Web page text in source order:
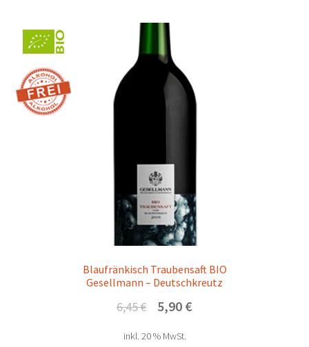
Blaufränkisch Traubensaft BIO
Gesellmann – Deutschkreutz
6,45€ Ursprünglicher
war:
5,90 €
inkl. 20 % MwSt.